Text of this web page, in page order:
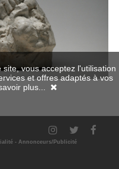
- Annonceurs/Publicité
vous acceptez l'utilisation
et offres adaptés à vos
plus...